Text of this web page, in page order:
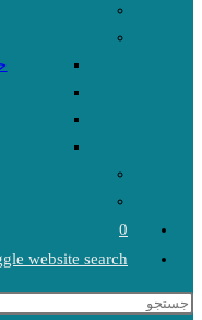
0
website search